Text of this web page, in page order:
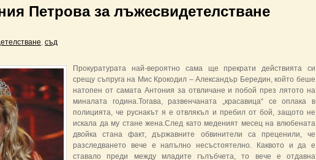
Йорданов
българи
Гърция
бизнес
google
деца
Бербатов
ГЕРБ
Петрова за лъжесвидетелстване
, съд
Прокуратурата най-вероятно сама ще прекрати действията си
срещу съпруга на Мис Крокодил – Александър Бередин, който беше
натопен от самата Антония за отвличане и побой през лятото на
миналата година.Тогава, развенчаната „красавица“ се оплака в
полицията, че руснакът я е отвлякъл и пребил от бой, защото не
искала да му стане жена.След като меденият месец на влюбената
двойка стана факт, държавните обвинители са преценили, че
разследването вече е напълно несъстоятелно. Каквото и да е
ставало преди между младите гълъбчета, то вече е отдавна